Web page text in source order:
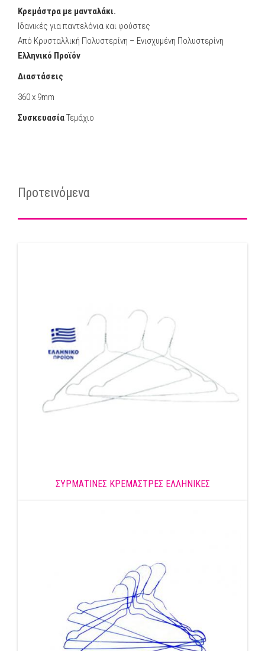
Κρεμάστρα με μανταλάκι.
Ιδανικές για παντελόνια και φούστες
Από Κρυσταλλική Πολυστερίνη – Ενισχυμένη Πολυστερίνη
Ελληνικό Προϊόν
Διαστάσεις
360 x 9mm
ΣυσκευασίαΤεμάχιο
Προτεινόμενα
ΣΥΡΜΑΤΙΝΕΣ ΚΡΕΜΑΣΤΡΕΣ ΕΛΛΗΝΙΚΕΣ